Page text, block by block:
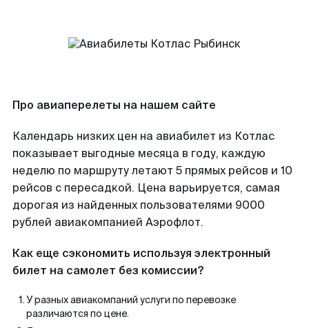
Про авиаперелеты на нашем сайте
Календарь низких цен на авиабилет из Котлас
показывает выгодные месяца в году, каждую
неделю по маршруту летают 5 прямых рейсов и 10
рейсов с пересадкой. Цена варьируется, самая
дорогая из найденных пользователями 9000
рублей авиакомпанией Аэрофлот.
Как еще сэкономить используя электронный
билет на самолет без комиссии?
У разных авиакомпаний услуги по перевозке
различаются по цене.